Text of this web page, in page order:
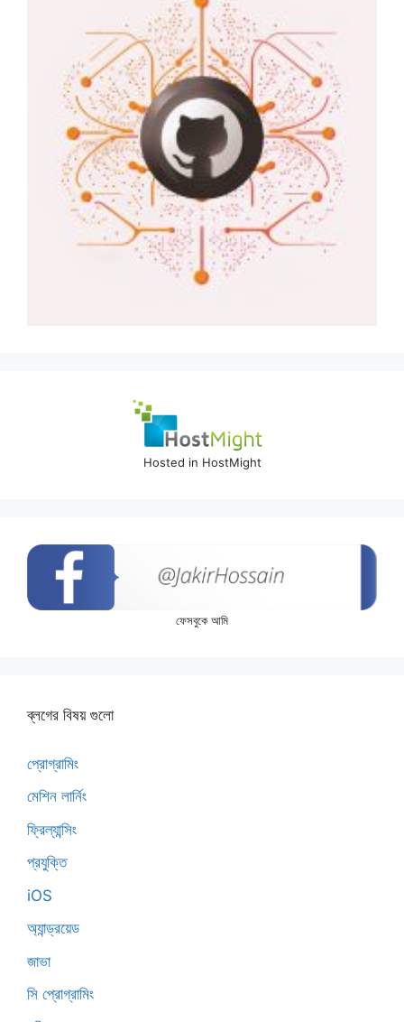
Hosted in HostMight
ফেসবুকে আমি
ব্লগের বিষয় গুলো
প্রোগ্রামিং
মেশিন লার্নিং
ফ্রিল্যান্সিং
প্রযুক্তি
iOS
অ্যান্ড্রয়েড
জাভা
সি প্রোগ্রামিং